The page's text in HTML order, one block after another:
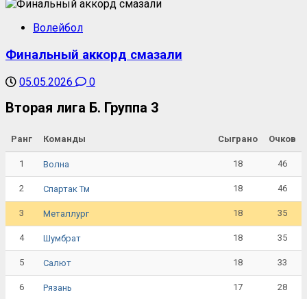
Волейбол
Финальный аккорд смазали
05.05.2026 0
Вторая лига Б. Группа 3
Ранг Команды Сыграно Очков
1 Волна 18 46
2 Спартак Тм 18 46
3 Металлург 18 35
4 Шумбрат 18 35
5 Салют 18 33
6 Рязань 17 28